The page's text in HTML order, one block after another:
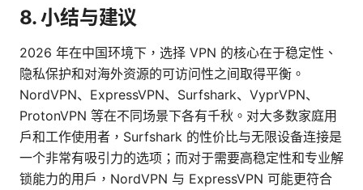
8. 小结与建议
2026 年在中国环境下，选择 VPN 的核心在于稳定性、
隐私保护和对海外资源的可访问性之间取得平衡。
NordVPN、ExpressVPN、Surfshark、VyprVPN、
ProtonVPN 等在不同场景下各有千秋。对大多数家庭用
户和工作使用者，Surfshark 的性价比与无限设备连接是
一个非常有吸引力的选项；而对于需要高稳定性和专业解
锁能力的用户，NordVPN 与 ExpressVPN 可能更符合